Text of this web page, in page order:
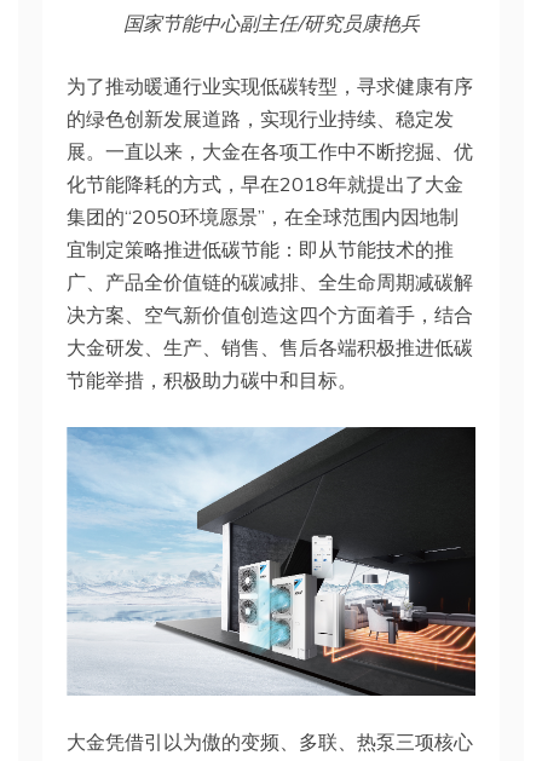
国家节能中心副主任/研究员康艳兵
为了推动暖通行业实现低碳转型，寻求健康有序
的绿色创新发展道路，实现行业持续、稳定发
展。一直以来，大金在各项工作中不断挖掘、优
化节能降耗的方式，早在2018年就提出了大金
集团的“2050环境愿景”，在全球范围内因地制
宜制定策略推进低碳节能：即从节能技术的推
广、产品全价值链的碳减排、全生命周期减碳解
决方案、空气新价值创造这四个方面着手，结合
大金研发、生产、销售、售后各端积极推进低碳
节能举措，积极助力碳中和目标。
大金凭借引以为傲的变频、多联、热泵三项核心